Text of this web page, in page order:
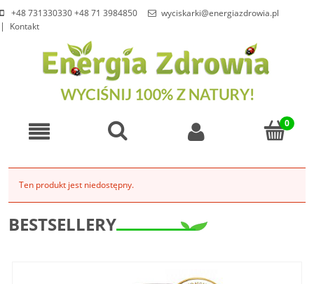
+48 731330330 +48 71 3984850
wyciskarki@energiazdrowia.pl
Kontakt
Ten produkt jest niedostępny.
BESTSELLERY